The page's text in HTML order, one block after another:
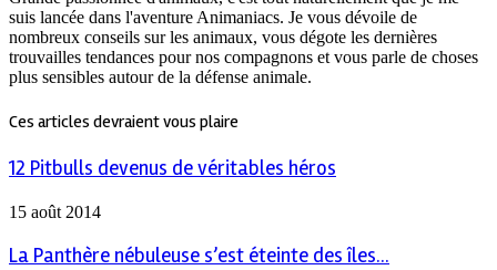
suis lancée dans l'aventure Animaniacs. Je vous dévoile de
nombreux conseils sur les animaux, vous dégote les dernières
trouvailles tendances pour nos compagnons et vous parle de choses
plus sensibles autour de la défense animale.
Ces articles devraient vous plaire
12 Pitbulls devenus de véritables héros
15 août 2014
La Panthère nébuleuse s’est éteinte des îles...